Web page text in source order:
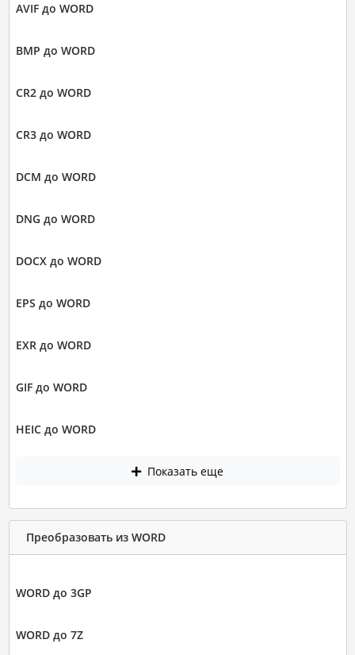
AVIF до WORD
BMP до WORD
CR2 до WORD
CR3 до WORD
DCM до WORD
DNG до WORD
DOCX до WORD
EPS до WORD
EXR до WORD
GIF до WORD
HEIC до WORD
Показать еще
Преобразовать из WORD
WORD до 3GP
WORD до 7Z